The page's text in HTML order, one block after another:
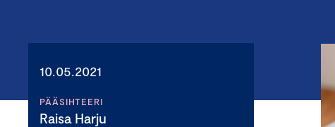
10.05.2021
PÄÄSIHTEERI
Raisa Harju